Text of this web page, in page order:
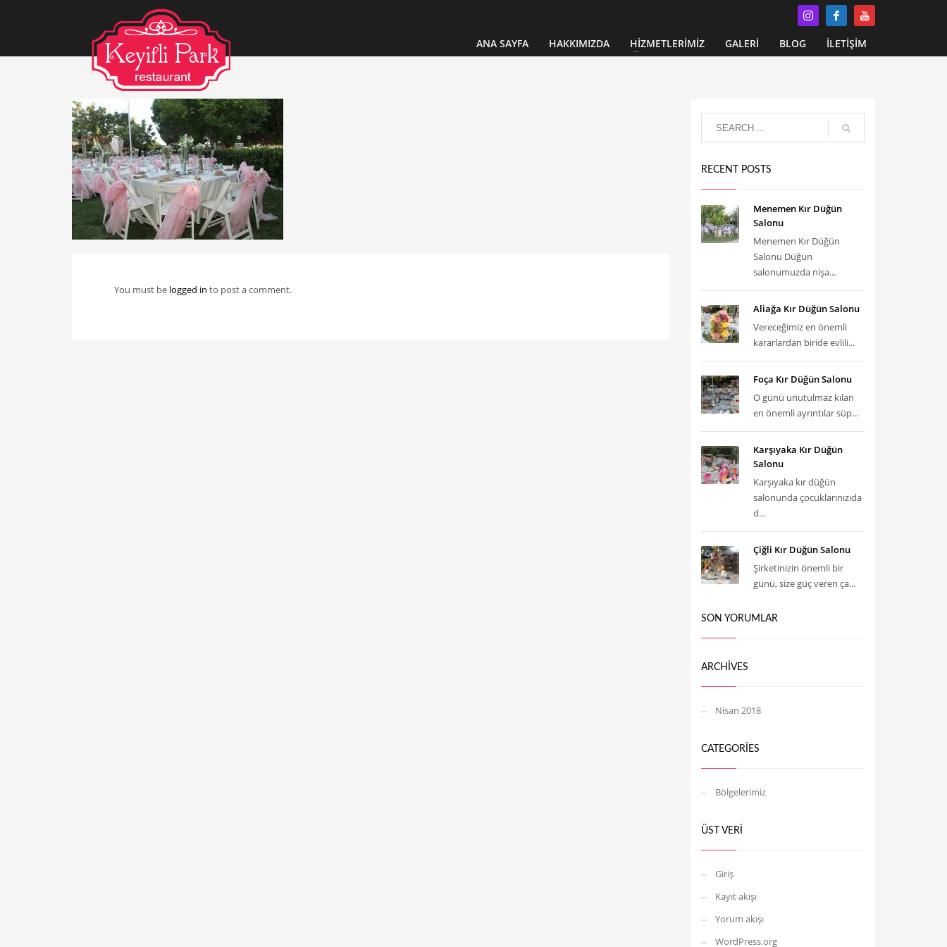
ANA SAYFA HAKKIMIZDA HİZMETLERİMİZ GALERİ BLOG İLETİŞİM
You must be logged in to post a comment.
RECENT POSTS
Menemen Kır Düğün
Salonu
Menemen Kır Düğün
Salonu Düğün
salonumuzda nişa...
Aliağa Kır Düğün Salonu
Vereceğimiz en önemli
kararlardan biride evlili...
Foça Kır Düğün Salonu
O günü unutulmaz kılan
en önemli ayrıntılar süp...
Karşıyaka Kır Düğün
Salonu
Karşıyaka kır düğün
salonunda çocuklarınızıda
d...
Çiğli Kır Düğün Salonu
Şirketinizin önemli bir
günü, size güç veren ça...
SON YORUMLAR
ARCHIVES
Nisan 2018
CATEGORIES
Bölgelerimiz
ÜST VERI
Giriş
Kayıt akışı
Yorum akışı
WordPress.org